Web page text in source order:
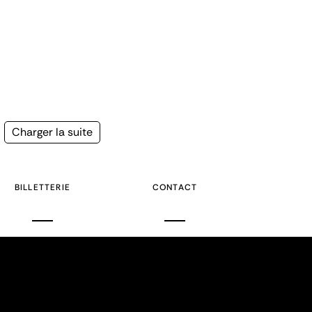
Page
Charger la suite
BILLETTERIE CONTACT